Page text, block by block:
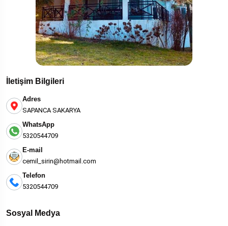
İletişim Bilgileri
Adres
SAPANCA SAKARYA
WhatsApp
5320544709
E-mail
cemil_sirin@hotmail.com
Telefon
5320544709
Sosyal Medya